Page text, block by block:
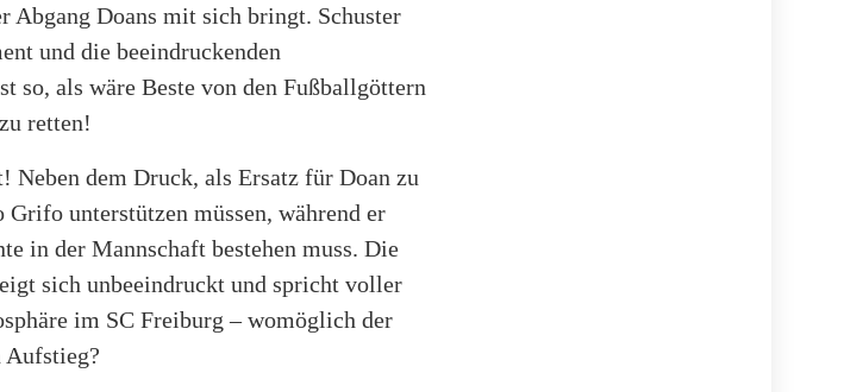
Abgang Doans mit sich bringt. Schuster
und die beeindruckenden
so, als wäre Beste von den Fußballgöttern
retten!
dem Druck, als Ersatz für Doan zu
unterstützen müssen, während er
in der Mannschaft bestehen muss. Die
sich unbeeindruckt und spricht voller
im SC Freiburg – womöglich der
Aufstieg?